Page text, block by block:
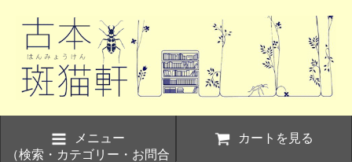
メニュー
（検索・カテゴリー・お問合
カートを見る